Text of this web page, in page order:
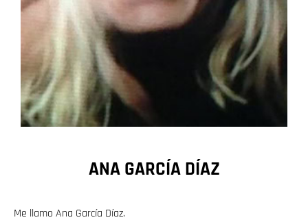
ANA GARCÍA DÍAZ
Me llamo Ana García Díaz.